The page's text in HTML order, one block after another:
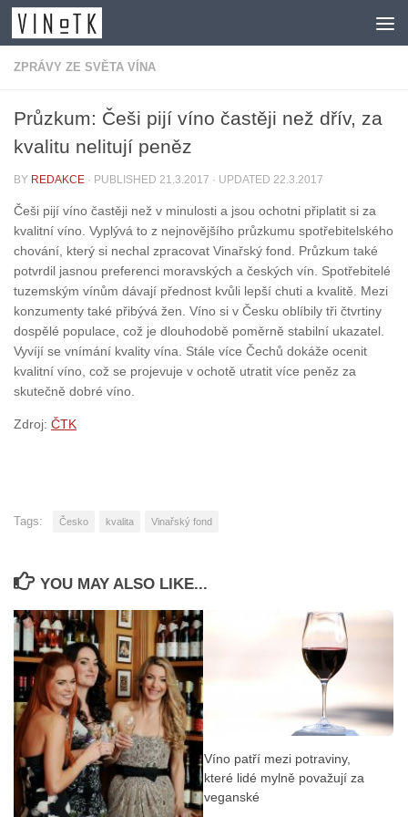
Skip to content
ZPRÁVY ZE SVĚTA VÍNA
Průzkum: Češi pijí víno častěji než dřív, za
kvalitu nelitují peněz
BY REDAKCE · PUBLISHED 21.3.2017 · UPDATED 22.3.2017
Češi pijí víno častěji než v minulosti a jsou ochotni připlatit si za
kvalitní víno. Vyplývá to z nejnovějšího průzkumu spotřebitelského
chování, který si nechal zpracovat Vinařský fond. Průzkum také
potvrdil jasnou preferenci moravských a českých vín. Spotřebitelé
tuzemským vínům dávají přednost kvůli lepší chuti a kvalitě. Mezi
konzumenty také přibývá žen. Víno si v Česku oblíbily tři čtvrtiny
dospělé populace, což je dlouhodobě poměrně stabilní ukazatel.
Vyvíjí se vnímání kvality vína. Stále více Čechů dokáže ocenit
kvalitní víno, což se projevuje v ochotě utratit více peněz za
skutečně dobré víno.
Zdroj: ČTK
Tags: Česko kvalita Vinařský fond
YOU MAY ALSO LIKE...
Víno patří mezi potraviny,
které lidé mylně považují za
veganské